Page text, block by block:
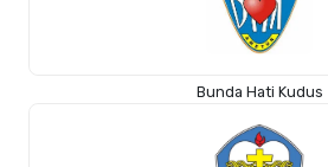
Bunda Hati Kudus